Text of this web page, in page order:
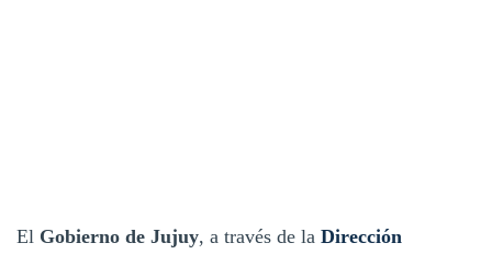
El Gobierno de Jujuy, a través de la Dirección